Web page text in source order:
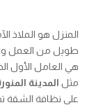
المنزل هو الملاذ
طويل من العمل
هي العامل الأول
مثل المدينة
على نظافة الشقة